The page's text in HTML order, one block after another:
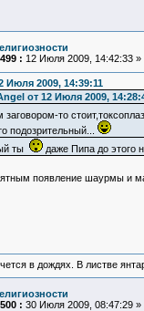
: 12 Июля 2009, 14:42:33 »
Июля 2009, 14:39:11
от 12 Июля 2009,
заговором-то
подозрительный...
ты
даже Пипа до этого
появление шаурмы и
в дождях. В листве
: 30 Июля 2009, 08:47:29 »